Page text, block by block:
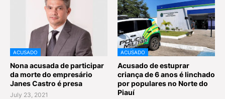
ACUSADO
Nona acusada de participar
da morte do empresário
Janes Castro é presa
July 23, 2021
ACUSADO
Acusado de estuprar
criança de 6 anos é linchado
por populares no Norte do
Piauí